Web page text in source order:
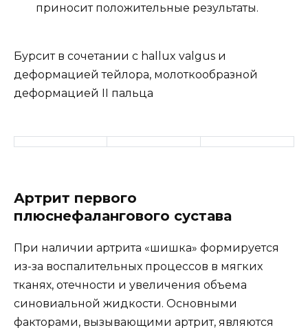
приносит положительные результаты.
Бурсит в сочетании с hallux valgus и
деформацией тейлора, молоткообразной
деформацией II пальца
Артрит первого
плюснефалангового сустава
При наличии артрита «шишка» формируется
из-за воспалительных процессов в мягких
тканях, отечности и увеличения объема
синовиальной жидкости. Основными
факторами, вызывающими артрит, являются